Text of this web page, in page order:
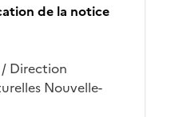
de la notice
Direction
Nouvelle-